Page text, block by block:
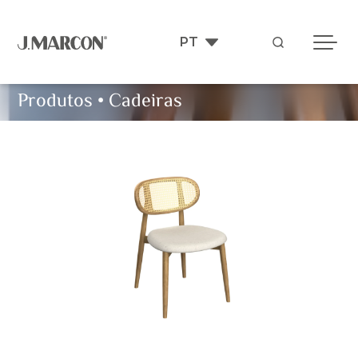
Produtos • Cadeiras